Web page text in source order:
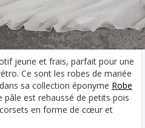
jeune et frais, parfait pour une
Ce sont les robes de mariée
sa collection éponyme Robe
pâle est rehaussé de petits pois
en forme de cœur et